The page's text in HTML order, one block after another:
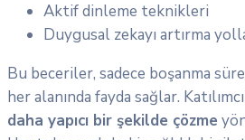
Aktif dinleme teknikleri
Duygusal zekayı artırma
Bu beceriler, sadece boşanma
her alanında fayda sağlar.
daha yapıcı bir şekilde çözme